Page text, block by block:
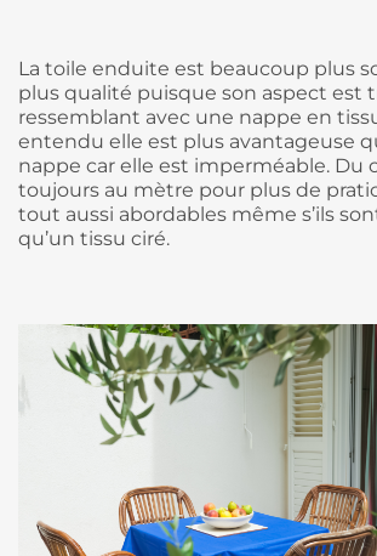
La toile enduite est beaucoup plus
plus qualité puisque son aspect est
ressemblant avec une nappe en
entendu elle est plus avantageuse
nappe car elle est imperméable. Du
toujours au mètre pour plus de
tout aussi abordables même s’ils
qu’un tissu ciré.